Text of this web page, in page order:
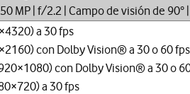
MP | f/2.2 | Campo de visión de
a 30 fps
con Dolby Vision® a 30 o 60 fps
con Dolby Vision® a 30 o
a 30 fps